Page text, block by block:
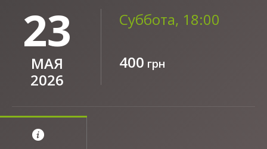
23
МАЯ
2026
Суббота, 18:00
400 грн